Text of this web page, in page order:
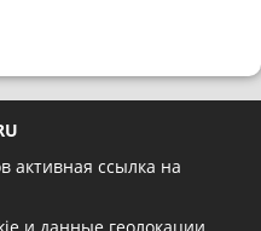
активная ссылка на